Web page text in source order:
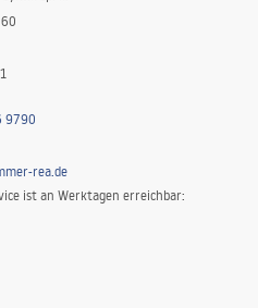
9790
rea.de
ist an Werktagen erreichbar: